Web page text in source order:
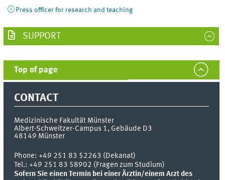
Press officer for research and teaching
SUPPORT
Top of page
CONTACT
Medizinische Fakultät Münster
Albert-Schweitzer-Campus 1, Gebäude D3
48149 Münster
Phone:+49 251 83 52263 (Dekanat)
Tel.: +49 251 83 58902 (Fragen zum Studium)
Sofern Sie einen Termin bei einer Ärztin/einem Arzt des